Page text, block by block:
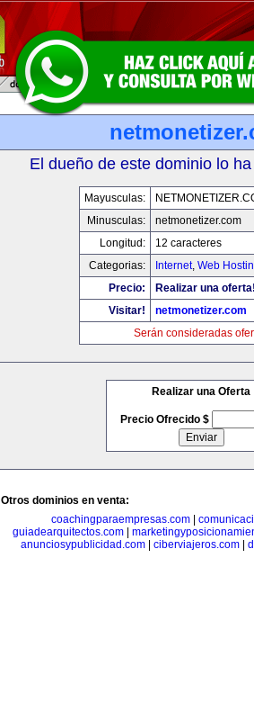
El dueño de este dominio lo
Mayusculas:
Minusculas:
netmonetizer.com
Longitud:
12 caracteres
Categorias:
Internet, Web
Precio:
Realizar una
Visitar!
netmonetizer.com
Serán consideradas
Realizar una Oferta
Precio Ofrecido $
Otros dominios en venta:
coachingparaempresas.com|
guiadearquitectos.com
anunciosypublicidad.com| ciberviajeros.com|